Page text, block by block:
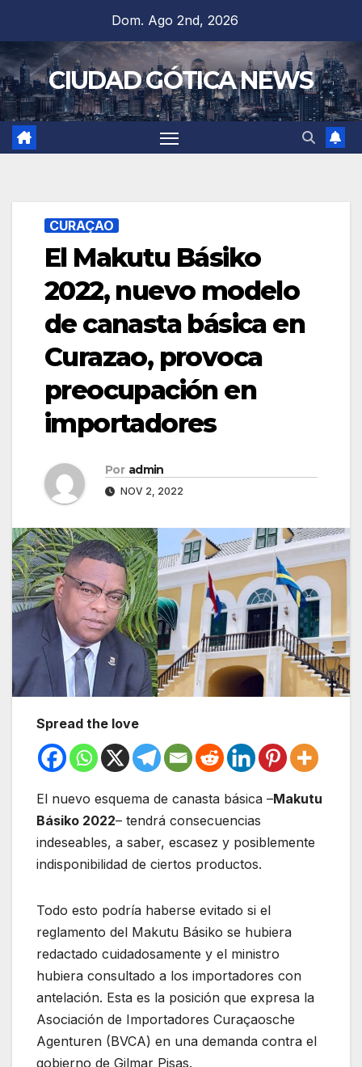
contenido
Dom. Ago 2nd, 2026
CIUDAD GÓTICA NEWS
CURAÇAO
El Makutu Básiko
2022, nuevo modelo
de canasta básica en
Curazao, provoca
preocupación en
importadores
Por admin
NOV 2, 2022
Spread the love
El nuevo esquema de canasta básica –Makutu
Básiko 2022– tendrá consecuencias
indeseables, a saber, escasez y posiblemente
indisponibilidad de ciertos productos.
Todo esto podría haberse evitado si el
reglamento del Makutu Básiko se hubiera
redactado cuidadosamente y el ministro
hubiera consultado a los importadores con
antelación. Esta es la posición que expresa la
Asociación de Importadores Curaçaosche
Agenturen (BVCA) en una demanda contra el
gobierno de Gilmar Pisas.